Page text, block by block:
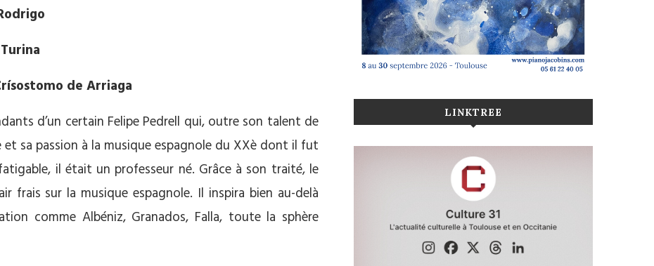
de Arriaga
d’un certain Felipe Pedrell qui, outre son talent de
sa passion à la musique espagnole du XXè dont il fut
il était un professeur né. Grâce à son traité, le
frais sur la musique espagnole. Il inspira bien au-delà
comme Albéniz, Granados, Falla, toute la sphère
LINKTREE